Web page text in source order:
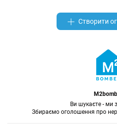
Створити
Ви шукаєте - ми
Збираємо оголошення про